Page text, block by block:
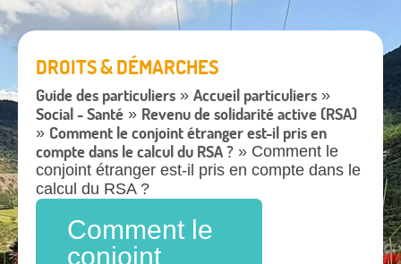
DROITS & DÉMARCHES
Guide des particuliers » Accueil particuliers »
Social - Santé » Revenu de solidarité active (RSA)
» Comment le conjoint étranger est-il pris en
compte dans le calcul du RSA ? » Comment le
conjoint étranger est-il pris en compte dans le
calcul du RSA ?
Comment le
conjoint